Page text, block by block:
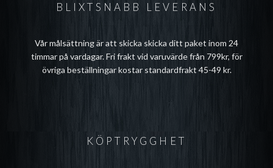
BLIXTSNABB LEVERANS
Vår målsättning är att skicka skicka ditt paket inom 24
timmar på vardagar. Fri frakt vid varuvärde från 799kr, för
övriga beställningar kostar standardfrakt 45-49 kr.
KÖPTRYGGHET